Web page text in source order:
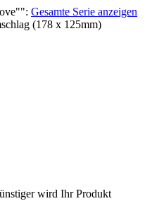
": Gesamte Serie anzeigen
(178 x 125mm)
wird Ihr Produkt